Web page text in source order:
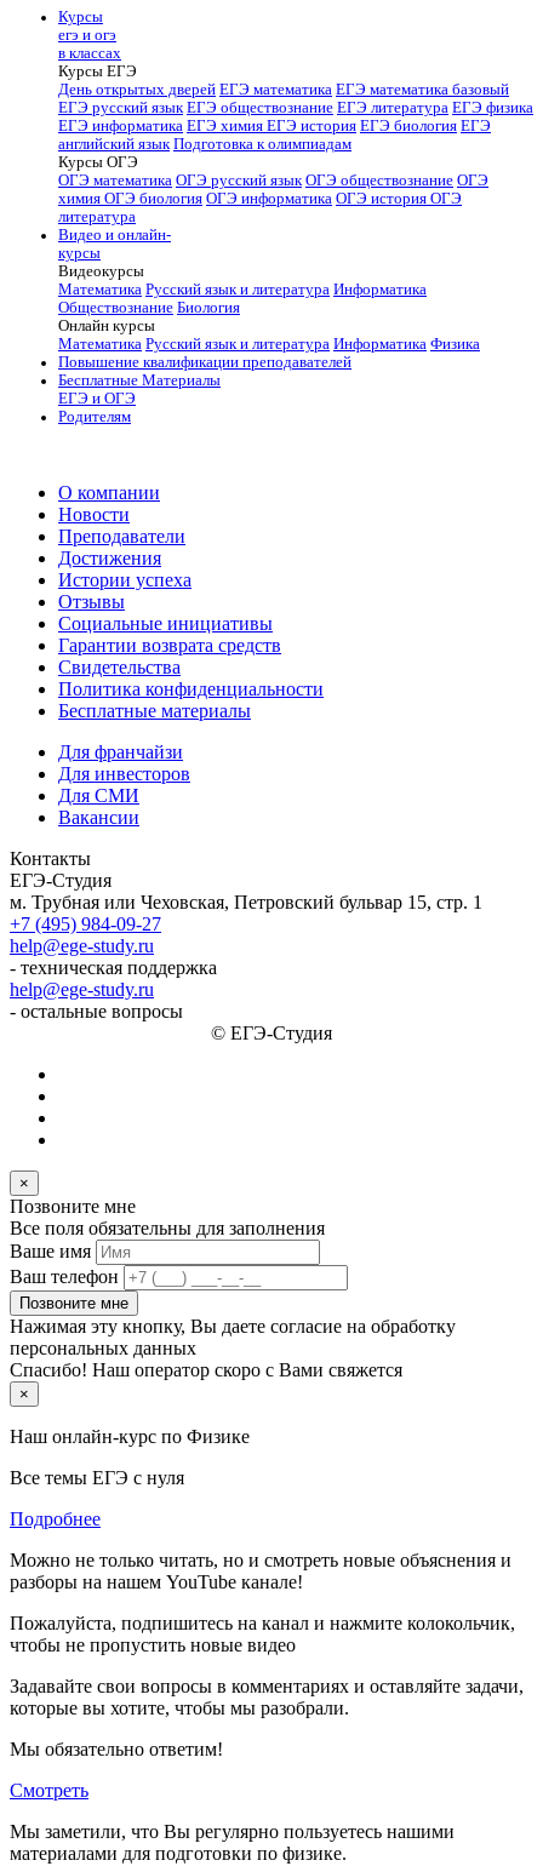
Курсы
егэ и огэ
в классах
Курсы ЕГЭ
День открытых дверей ЕГЭ математика ЕГЭ математика базовый
ЕГЭ русский язык ЕГЭ обществознание ЕГЭ литература ЕГЭ физика
ЕГЭ информатика ЕГЭ химия ЕГЭ история ЕГЭ биология ЕГЭ
английский язык Подготовка к олимпиадам
Курсы ОГЭ
ОГЭ математика ОГЭ русский язык ОГЭ обществознание ОГЭ
химия ОГЭ биология ОГЭ информатика ОГЭ история ОГЭ
литература
Видео и онлайн-
курсы
Видеокурсы
Математика Русский язык и литература Информатика
Обществознание Биология
Онлайн курсы
Математика Русский язык и литература Информатика Физика
Повышение квалификации преподавателей
Бесплатные Материалы
ЕГЭ и ОГЭ
Родителям
О компании
Новости
Преподаватели
Достижения
Истории успеха
Отзывы
Социальные инициативы
Гарантии возврата средств
Свидетельства
Политика конфиденциальности
Бесплатные материалы
Для франчайзи
Для инвесторов
Для СМИ
Вакансии
Контакты
ЕГЭ-Студия
м. Трубная или Чеховская, Петровский бульвар 15, стр. 1
+7 (495) 984-09-27
help@ege-study.ru
- техническая поддержка
help@ege-study.ru
- остальные вопросы
© ЕГЭ-Студия
×
Позвоните мне
Все поля обязательны для заполнения
Ваше имя
Ваш телефон
Позвоните мне
Нажимая эту кнопку, Вы даете согласие на обработку
персональных данных
Спасибо! Наш оператор скоро с Вами свяжется
×
Наш онлайн-курс по Физике
Все темы ЕГЭ с нуля
Подробнее
Можно не только читать, но и смотреть новые объяснения и
разборы на нашем YouTube канале!
Пожалуйста, подпишитесь на канал и нажмите колокольчик,
чтобы не пропустить новые видео
Задавайте свои вопросы в комментариях и оставляйте задачи,
которые вы хотите, чтобы мы разобрали.
Мы обязательно ответим!
Смотреть
Мы заметили, что Вы регулярно пользуетесь нашими
материалами для подготовки по физике.